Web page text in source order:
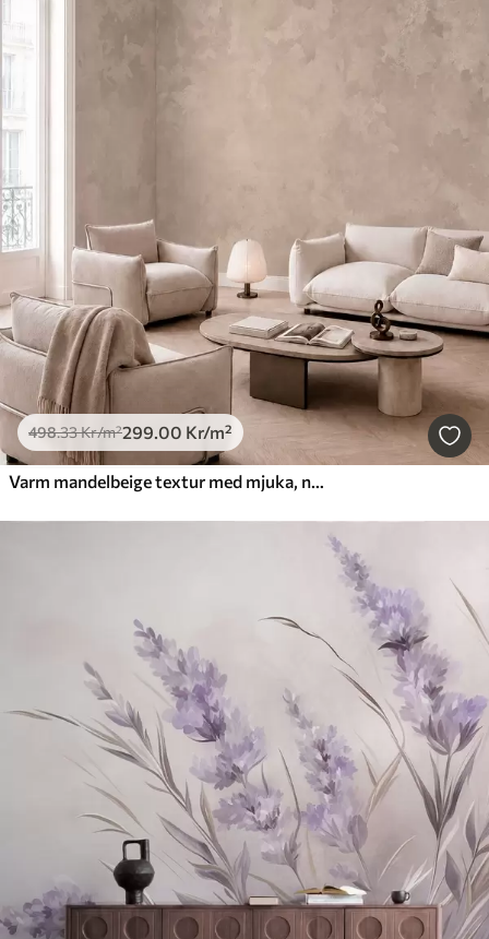
498.33Kr/m²299.00 Kr/m²
Varm mandelbeige textur med mjuka, naturliga tonövergångar